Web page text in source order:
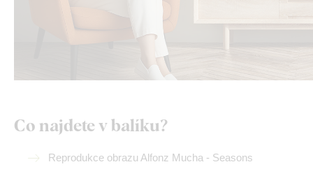
Co najdete v balíku?
Reprodukce obrazu Alfonz Mucha - Seasons